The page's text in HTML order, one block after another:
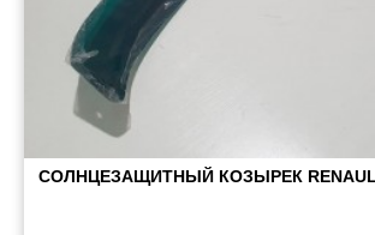
СОЛНЦЕЗАЩИТНЫЙ КОЗЫРЕК